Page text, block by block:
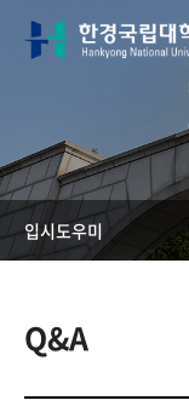
한경국립대학교 입학안내
입시도우미
Q&A